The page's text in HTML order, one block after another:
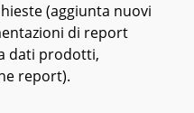
(aggiunta nuovi
di report
dati prodotti,
report).